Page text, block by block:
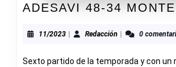
ADESAVI 48-34
11/202311/2023Redacción Redacción
0
Sexto partido de la temporada y con un